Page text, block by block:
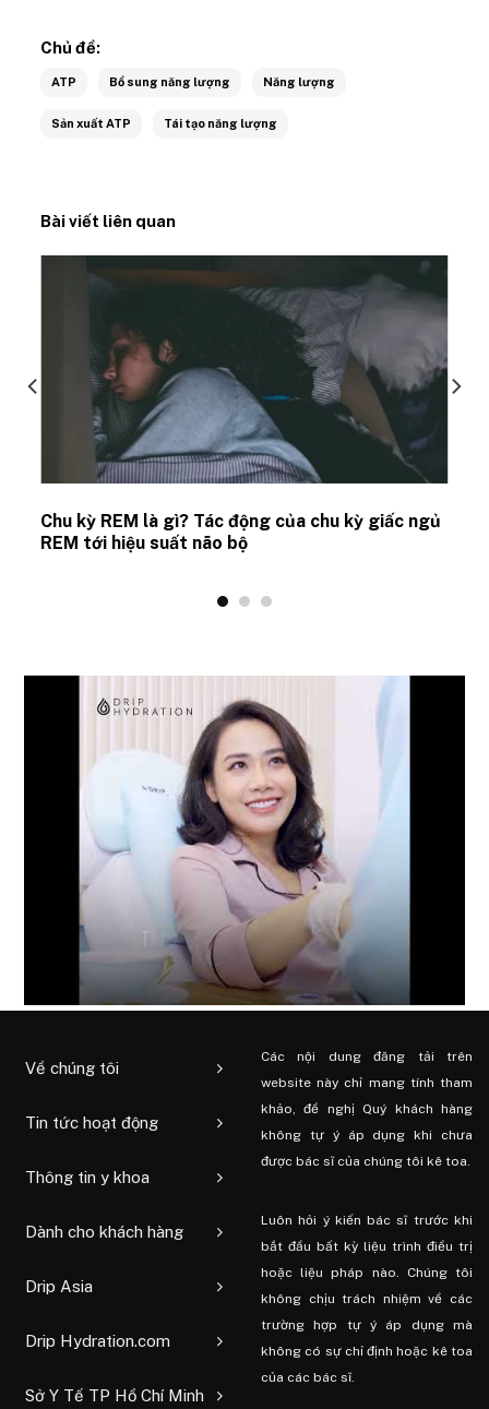
Chủ đề:
ATP Bổ sung năng lượng Năng lượng
Sản xuất ATP Tái tạo năng lượng
Bài viết liên quan
Chu kỳ REM là gì? Tác động của chu kỳ giấc ngủ
REM tới hiệu suất não bộ
Về chúng tôi
Tin tức hoạt động
Thông tin y khoa
Dành cho khách hàng
Drip Asia
Drip Hydration.com
Sở Y Tế TP Hồ Chí Minh
Các nội dung đăng tải trên
website này chỉ mang tính tham
khảo, đề nghị Quý khách hàng
không tự ý áp dụng khi chưa
được bác sĩ của chúng tôi kê toa.
Luôn hỏi ý kiến ​​bác sĩ trước khi
bắt đầu bất kỳ liệu trình điều trị
hoặc liệu pháp nào. Chúng tôi
không chịu trách nhiệm về các
trường hợp tự ý áp dụng mà
không có sự chỉ định hoặc kê toa
của các bác sĩ.